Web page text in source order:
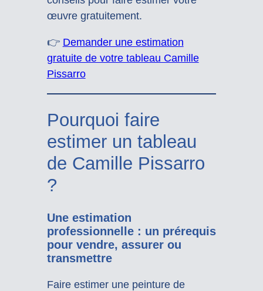
œuvre gratuitement.
👉 Demander une estimation
gratuite de votre tableau Camille
Pissarro
Pourquoi faire
estimer un tableau
de Camille Pissarro
?
Une estimation
professionnelle : un prérequis
pour vendre, assurer ou
transmettre
Faire estimer une peinture de